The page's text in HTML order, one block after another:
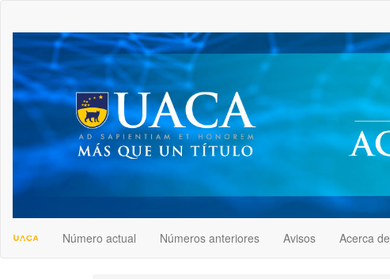
##plugins.themes.bootstrap3.accessible_menu.main_content##
##plugins.themes.bootstrap3.accessible_menu.sidebar##
Número actual Números anteriores Avisos Acerca de